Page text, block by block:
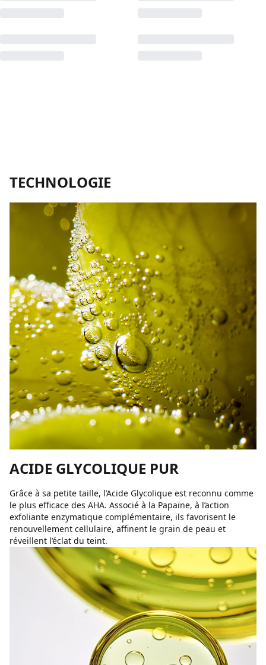
TECHNOLOGIE
ACIDE GLYCOLIQUE PUR
Grâce à sa petite taille, l’Acide Glycolique est reconnu comme
le plus efficace des AHA. Associé à la Papaïne, à l’action
exfoliante enzymatique complémentaire, ils favorisent le
renouvellement cellulaire, affinent le grain de peau et
réveillent l’éclat du teint.